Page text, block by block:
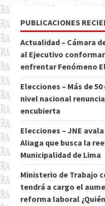
PUBLICACIONES
Actualidad – Cámara
al Ejecutivo
enfrentar Fenómeno
Elecciones – Más de
nivel nacional
encubierta
Elecciones – JNE
Aliaga que busca la
Municipalidad de Lima
Ministerio de Trabajo
tendrá a cargo el
reforma laboral